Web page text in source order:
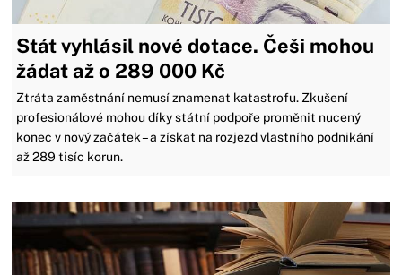
Stát vyhlásil nové dotace. Češi mohou
žádat až o 289 000 Kč
Ztráta zaměstnání nemusí znamenat katastrofu. Zkušení
profesionálové mohou díky státní podpoře proměnit nucený
konec v nový začátek – a získat na rozjezd vlastního podnikání
až 289 tisíc korun.